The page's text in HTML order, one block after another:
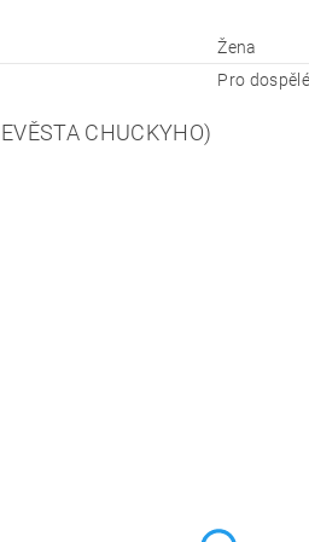
Žena
Pro dospělé
CHUCKYHO)